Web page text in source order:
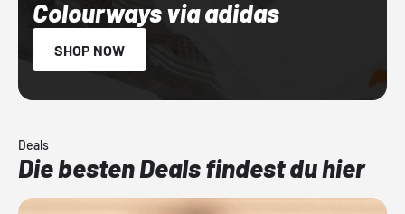
Colourways via adidas
SHOP NOW
Deals
Die besten Deals findest du hier